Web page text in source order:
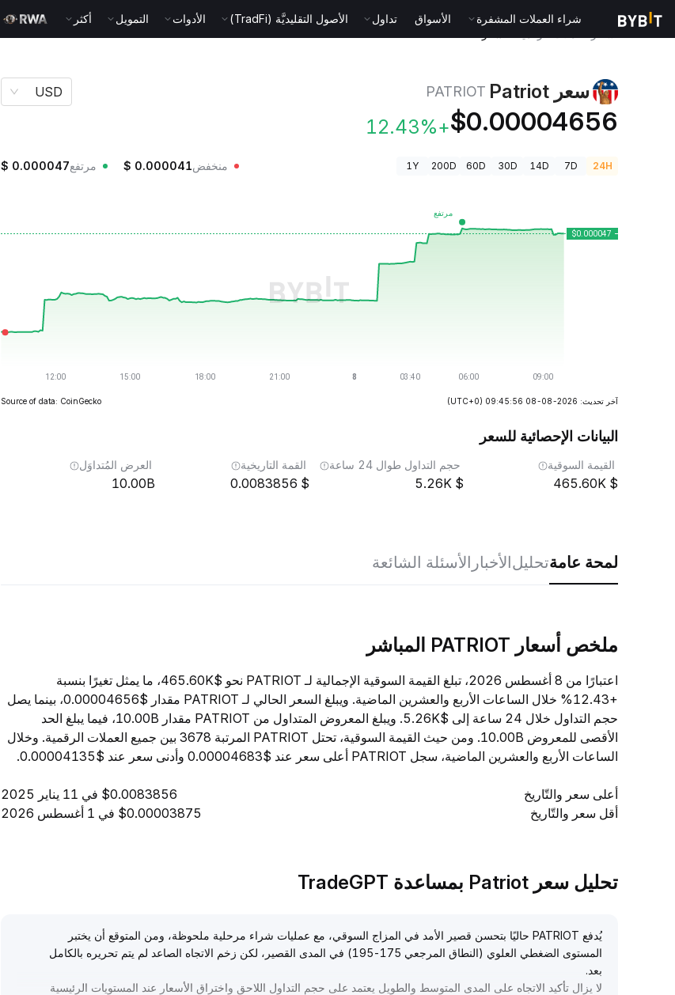
شراء العملات المشفرة الأسواق تداول الأصول التقليديَّة (TradFi) الأدوات التمويل أكثر
سعر Patriot PATRIOT
$0.00004656
+12.43%
USD
24H
7D
14D
30D
60D
200D
1Y منخفض $ 0.000041 مرتفع $ 0.000047
آخر تحديث: 2026-08-08 09:45:56 (UTC+0)
Source of data: CoinGecko
البيانات الإحصائية للسعر
القيمة السوقية
465.60K
حجم التداول طوال 24 ساعة
5.26K
القمة التاريخية
0.0083856
العرض المُتداوَل
10.00B
لمحة عامةتحليلالأخبار الأسئلة الشائعة
ملخص أسعار PATRIOT المباشر
اعتبارًا من 8 أغسطس 2026، تبلغ القيمة السوقية الإجمالية لـ PATRIOT نحو $465.60K، ما يمثل تغيرًا بنسبة
+12.43% خلال الساعات الأربع والعشرين الماضية. ويبلغ السعر الحالي لـ PATRIOT مقدار $0.00004656، بينما يصل
حجم التداول خلال 24 ساعة إلى $5.26K. ويبلغ المعروض المتداول من PATRIOT مقدار 10.00B، فيما يبلغ الحد
الأقصى للمعروض 10.00B. ومن حيث القيمة السوقية، تحتل PATRIOT المرتبة 3678 بين جميع العملات الرقمية. وخلال
الساعات الأربع والعشرين الماضية، سجل PATRIOT أعلى سعر عند $0.00004683 وأدنى سعر عند $0.00004135.
أعلى سعر والتّاريخ
$0.0083856 في 11 يناير 2025
أقل سعر والتّاريخ
$0.00003875 في 1 أغسطس 2026
تحليل سعر Patriot بمساعدة TradeGPT
يُدفع PATRIOT حاليًا بتحسن قصير الأمد في المزاج السوقي، مع عمليات شراء مرحلية ملحوظة، ومن المتوقع أن يختبر
المستوى الضغطي العلوي (النطاق المرجعي 175-195) في المدى القصير، لكن زخم الاتجاه الصاعد لم يتم تحريره بالكامل
بعد.
لا يزال تأكيد الاتجاه على المدى المتوسط والطويل يعتمد على حجم التداول اللاحق واختراق الأسعار عند المستويات الرئيسية